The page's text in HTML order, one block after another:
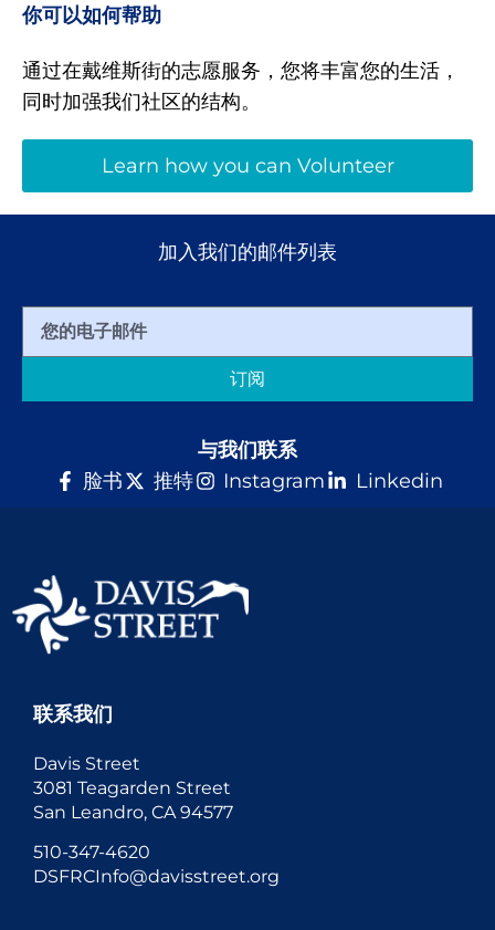
你可以如何帮助
通过在戴维斯街的志愿服务，您将丰富您的生活，
同时加强我们社区的结构。
Learn how you can Volunteer
加入我们的邮件列表
订阅
与我们联系
脸书
推特 Instagram Linkedin
联系我们
Davis Street
3081 Teagarden Street
San Leandro, CA 94577
510-347-4620
DSFRCInfo@davisstreet.org